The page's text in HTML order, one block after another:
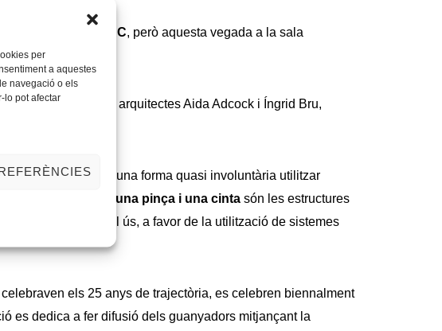
per
a aquestes
navegació o els
lo pot afectar
dels Premis AJAC, però aquesta vegada a la sala
a càrrec de les arquitectes Aida Adcock i Íngrid Bru,
sorgeix d’una forma quasi involuntària utilitzar
Una escala, una pinça i una cinta són les estructures
d’un sol ús, a favor de la utilització de sistemes
els 25 anys de trajectòria, es celebren biennalment
es dedica a fer difusió dels guanyadors mitjançant la